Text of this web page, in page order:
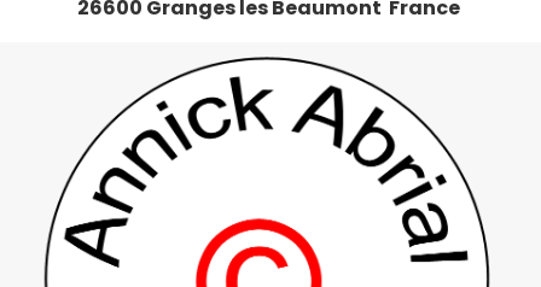
26600 Granges les Beaumont France